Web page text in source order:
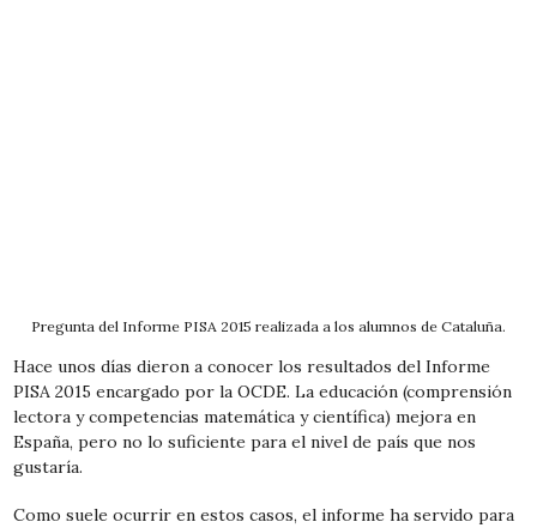
Pregunta del Informe PISA 2015 realizada a los alumnos de Cataluña.
Hace unos días dieron a conocer los resultados del Informe
PISA 2015 encargado por la OCDE. La educación (comprensión
lectora y competencias matemática y científica) mejora en
España, pero no lo suficiente para el nivel de país que nos
gustaría.
Como suele ocurrir en estos casos, el informe ha servido para